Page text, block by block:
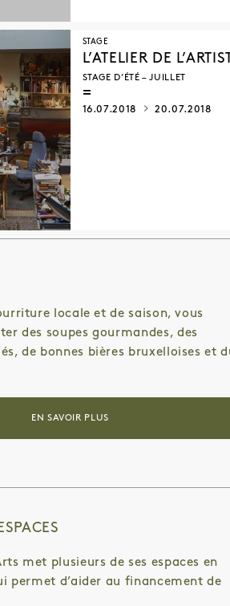
STAGE
L’ATELIER DE
STAGE D’ÉTÉ – JUILLET
16.07.2018 20.07.2018
locale et de saison, vous
des soupes gourmandes, des
de bonnes bières bruxelloises et
EN SAVOIR PLUS
met plusieurs de ses espaces en
permet d’aider au financement de